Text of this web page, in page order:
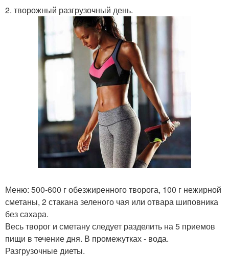
2. творожный разгрузочный день.
Меню: 500-600 г обезжиренного творога, 100 г нежирной
сметаны, 2 стакана зеленого чая или отвара шиповника
без сахара.
Весь творог и сметану следует разделить на 5 приемов
пищи в течение дня. В промежутках - вода.
Разгрузочные диеты.